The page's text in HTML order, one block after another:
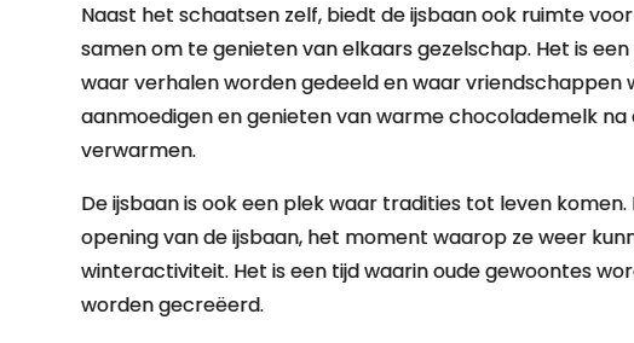
Naast het schaatsen zelf, biedt de ijsbaan ook ruimte
samen om te genieten van elkaars gezelschap. Het is
waar verhalen worden gedeeld en waar vriendschappen
aanmoedigen en genieten van warme chocolademelk
verwarmen.
De ijsbaan is ook een plek waar tradities tot leven
opening van de ijsbaan, het moment waarop ze weer
winteractiviteit. Het is een tijd waarin oude gewoontes
worden gecreëerd.